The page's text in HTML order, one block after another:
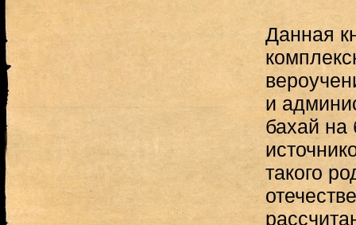
Данная
и
бахай на
такого